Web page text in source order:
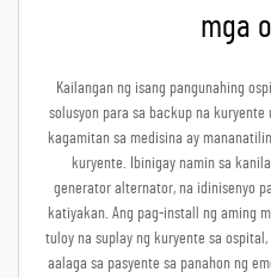
mga
Kailangan ng isang pangunahing
solusyon para sa backup na
kagamitan sa medisina ay
kuryente. Ibinigay namin sa
generator alternator, na idinisenyo
katiyakan. Ang pag-install ng aming
tuloy na suplay ng kuryente sa
aalaga sa pasyente sa panahon ng